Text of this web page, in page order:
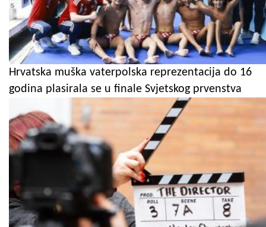
Hrvatska muška vaterpolska reprezentacija do 16
godina plasirala se u finale Svjetskog prvenstva